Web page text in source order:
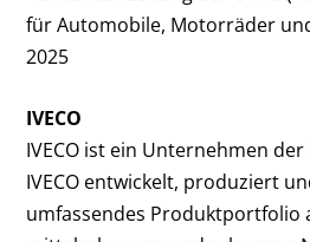
für Automobile, Motorräder
2025
IVECO
IVECO ist ein Unternehmen der
IVECO entwickelt, produziert
umfassendes Produktportfolio